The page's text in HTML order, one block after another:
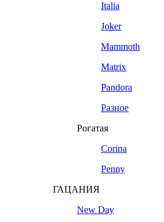
Italia
Joker
Mammoth
Matrix
Pandora
Разное
Рогатая
Corina
Penny
ГАЦАНИЯ
New Day